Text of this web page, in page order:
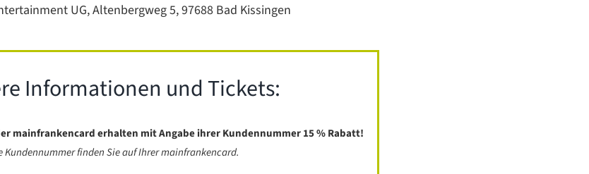
UG, Altenbergweg 5, 97688 Bad Kissingen
Informationen und Tickets:
mainfrankencard erhalten mit Angabe ihrer Kundennummer 15 % Rabatt!
Kundennummer finden Sie auf Ihrer mainfrankencard.